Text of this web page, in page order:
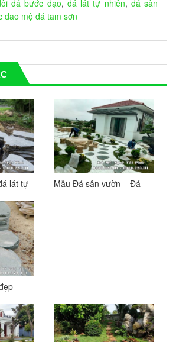
đá bước dạo, đá lát tự nhiên, đá sân
dao mộ đá tam sơn
lát tự
Mẫu Đá sân vườn – Đá